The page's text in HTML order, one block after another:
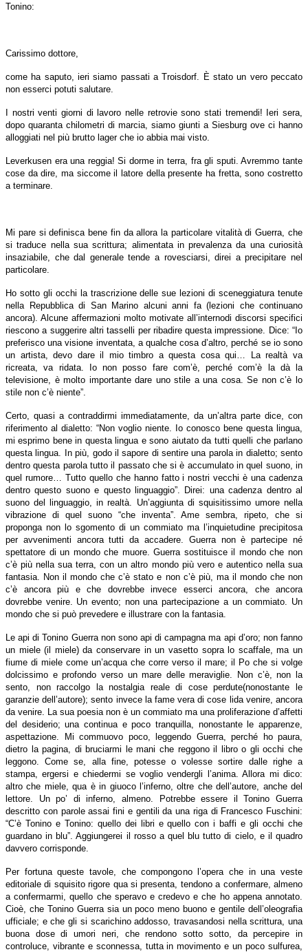
Tonino:
Carissimo dottore,
come ha saputo, ieri siamo passati a Troisdorf. È stato un vero peccato
non esserci potuti salutare.
I nostri venti giorni di lavoro nelle retrovie sono stati tremendi! Ieri sera,
dopo quaranta chilometri di marcia, siamo giunti a Siesburg ove ci hanno
alloggiati nel più brutto lager che io abbia mai visto.
Leverkusen era una reggia! Si dorme in terra, fra gli sputi. Avremmo tante
cose da dire, ma siccome il latore della presente ha fretta, sono costretto
a terminare.
Mi pare si definisca bene fin da allora la particolare vitalità di Guerra, che
si traduce nella sua scrittura; alimentata in prevalenza da una curiosità
insaziabile, che dal generale tende a rovesciarsi, direi a precipitare nel
particolare.
Ho sotto gli occhi la trascrizione delle sue lezioni di sceneggiatura tenute
nella Repubblica di San Marino alcuni anni fa (lezioni che continuano
ancora). Alcune affermazioni molto motivate all’internodi discorsi specifici
riescono a suggerire altri tasselli per ribadire questa impressione. Dice: “Io
preferisco una visione inventata, a qualche cosa d’altro, perché se io sono
un artista, devo dare il mio timbro a questa cosa qui… La realtà va
ricreata, va ridata. Io non posso fare com’è, perché com’è la dà la
televisione, è molto importante dare uno stile a una cosa. Se non c’è lo
stile non c’è niente”.
Certo, quasi a contraddirmi immediatamente, da un’altra parte dice, con
riferimento al dialetto: “Non voglio niente. Io conosco bene questa lingua,
mi esprimo bene in questa lingua e sono aiutato da tutti quelli che parlano
questa lingua. In più, godo il sapore di sentire una parola in dialetto; sento
dentro questa parola tutto il passato che si è accumulato in quel suono, in
quel rumore… Tutto quello che hanno fatto i nostri vecchi è una cadenza
dentro questo suono e questo linguaggio”. Direi: una cadenza dentro al
suono del linguaggio, in realtà. Un’aggiunta di squisitissimo umore nella
vibrazione di quel suono “che inventa”. Ame sembra, ripeto, che si
proponga non lo sgomento di un commiato ma l’inquietudine precipitosa
per avvenimenti ancora tutti da accadere. Guerra non è partecipe né
spettatore di un mondo che muore. Guerra sostituisce il mondo che non
c’è più nella sua terra, con un altro mondo più vero e autentico nella sua
fantasia. Non il mondo che c’è stato e non c’è più, ma il mondo che non
c’è ancora più e che dovrebbe invece esserci ancora, che ancora
dovrebbe venire. Un evento; non una partecipazione a un commiato. Un
mondo che si può prevedere e illustrare con la fantasia.
Le api di Tonino Guerra non sono api di campagna ma api d’oro; non fanno
un miele (il miele) da conservare in un vasetto sopra lo scaffale, ma un
fiume di miele come un’acqua che corre verso il mare; il Po che si volge
dolcissimo e profondo verso un mare delle meraviglie. Non c’è, non la
sento, non raccolgo la nostalgia reale di cose perdute(nonostante le
garanzie dell’autore); sento invece la fame vera di cose lida venire, ancora
da venire. La sua poesia non è un commiato ma una proliferazione d’affetti
del desiderio; una continua e poco tranquilla, nonostante le apparenze,
aspettazione. Mi commuovo poco, leggendo Guerra, perché ho paura,
dietro la pagina, di bruciarmi le mani che reggono il libro o gli occhi che
leggono. Come se, alla fine, potesse o volesse sortire dalle righe a
stampa, ergersi e chiedermi se voglio vendergli l’anima. Allora mi dico:
altro che miele, qua è in giuoco l’inferno, oltre che dell’autore, anche del
lettore. Un po’ di inferno, almeno. Potrebbe essere il Tonino Guerra
descritto con parole assai fini e gentili da una riga di Francesco Fuschini:
“C’è Tonino e Tonino: quello dei libri e quello con i baffi e gli occhi che
guardano in blu”. Aggiungerei il rosso a quel blu tutto di cielo, e il quadro
davvero corrisponde.
Per fortuna queste tavole, che compongono l’opera che in una veste
editoriale di squisito rigore qua si presenta, tendono a confermare, almeno
a confermarmi, quello che speravo e credevo e che ho appena annotato.
Cioè, che Tonino Guerra sia un poco meno buono e gentile dell’oleografia
ufficiale; e che gli si scarichino addosso, travasandosi nella scrittura, una
buona dose di umori neri, che rendono sotto sotto, da percepire in
controluce, vibrante e sconnessa, tutta in movimento e un poco sulfurea,